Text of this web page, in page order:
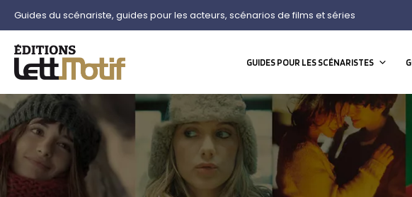
Guides du scénariste, guides pour les acteurs, scénarios de films et séries
GUIDES POUR LES SCÉNARISTES